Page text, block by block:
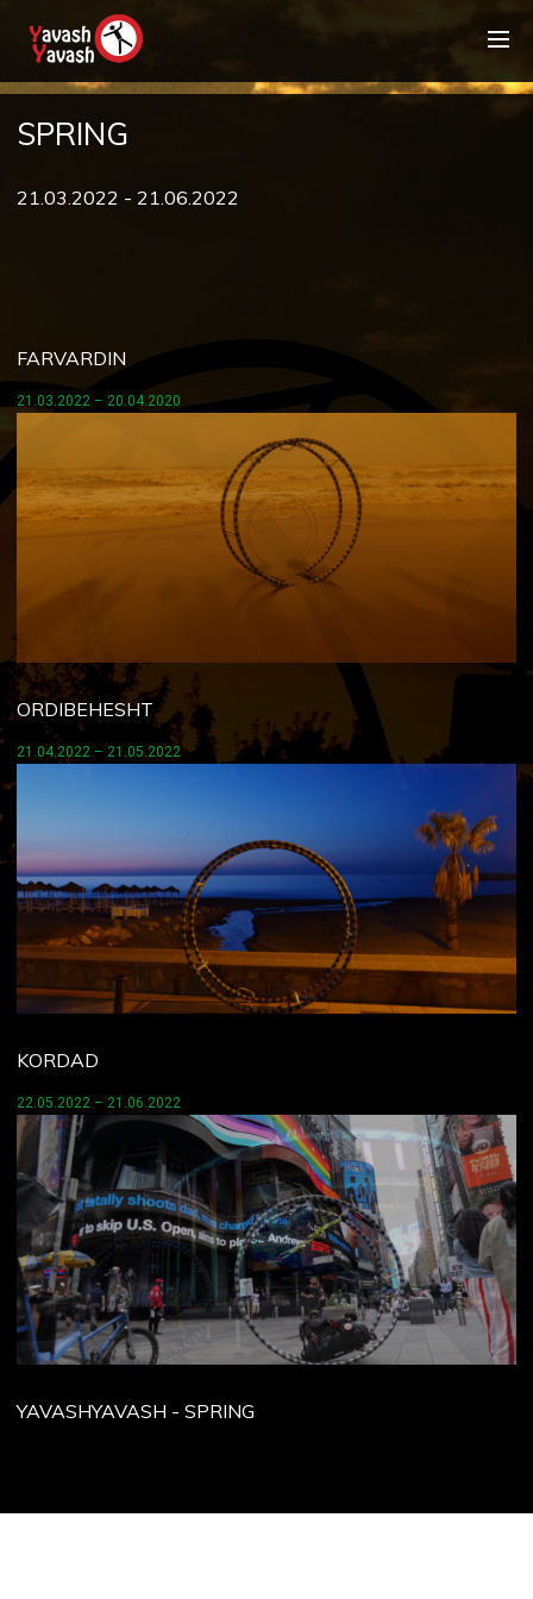
SPRING
21.03.2022 - 21.06.2022
FARVARDIN
21.03.2022 – 20.04.2020
ORDIBEHESHT
21.04.2022 – 21.05.2022
KORDAD
22.05.2022 – 21.06.2022
YAVASHYAVASH - SPRING